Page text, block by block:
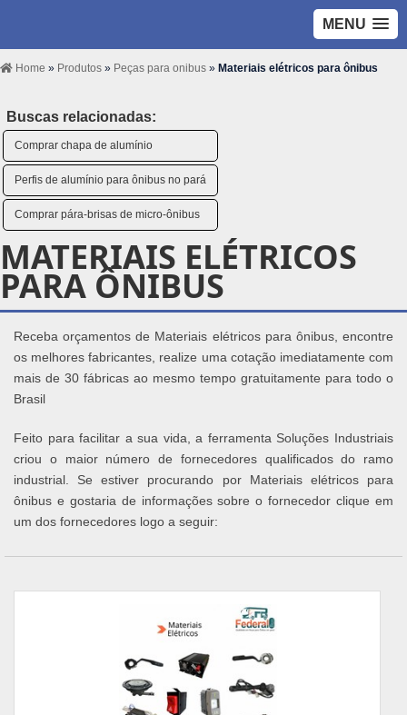
MENU
Home » Produtos » Peças para onibus » Materiais elétricos para ônibus
Buscas relacionadas:
Comprar chapa de alumínio
Perfis de alumínio para ônibus no pará
Comprar pára-brisas de micro-ônibus
MATERIAIS ELÉTRICOS
PARA ÔNIBUS
Receba orçamentos de Materiais elétricos para ônibus, encontre
os melhores fabricantes, realize uma cotação imediatamente com
mais de 30 fábricas ao mesmo tempo gratuitamente para todo o
Brasil
Feito para facilitar a sua vida, a ferramenta Soluções Industriais
criou o maior número de fornecedores qualificados do ramo
industrial. Se estiver procurando por Materiais elétricos para
ônibus e gostaria de informações sobre o fornecedor clique em
um dos fornecedores logo a seguir: